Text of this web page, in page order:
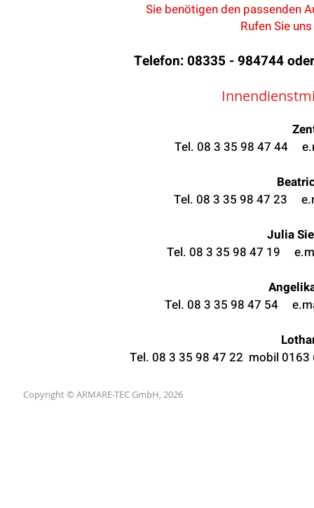
Sie benötigen den passenden
Rufen Sie
Telefon: 08335 - 984744
Tel. 08 3 35 98 47 44
Tel. 08 3 35 98 47 23
Julia
Tel. 08 3 35 98 47 19
Tel. 08 3 35 98 47 54
Tel. 08 3 35 98 47 22 mobil
Copyright© ARMARE-TEC GmbH, 2026